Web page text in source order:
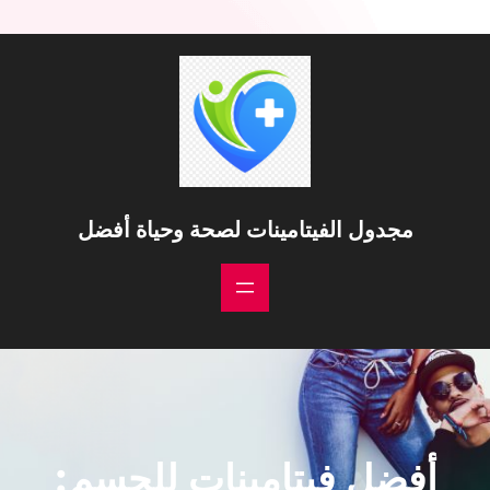
مجدول الفيتامينات لصحة وحياة أفضل
أفضل فيتامينات للجسم: